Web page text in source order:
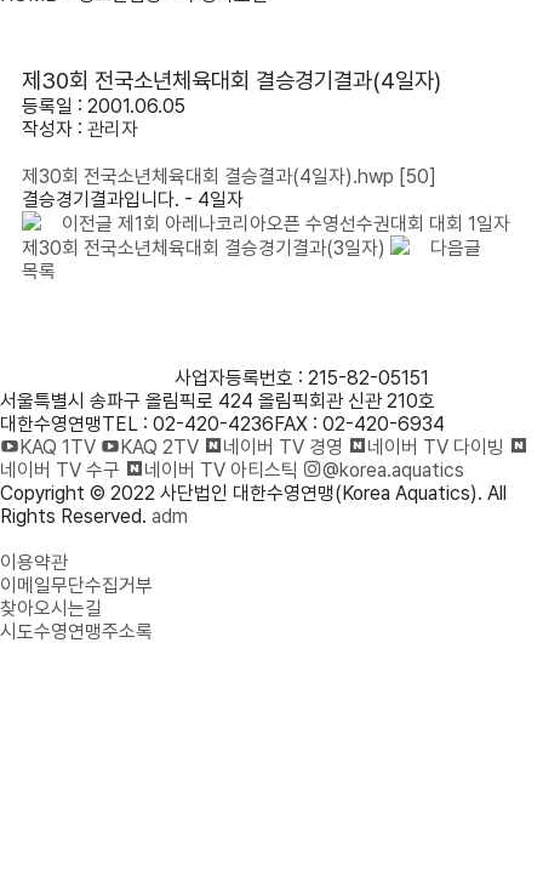
제30회 전국소년체육대회 결승경기결과(4일자)
등록일 : 2001.06.05
작성자 : 관리자
제30회 전국소년체육대회 결승결과(4일자).hwp [50]
결승경기결과입니다. - 4일자
이전글 제1회 아레나코리아오픈 수영선수권대회 대회 1일자
제30회 전국소년체육대회 결승경기결과(3일자)
다음글
목록
사업자등록번호 : 215-82-05151
서울특별시 송파구 올림픽로 424 올림픽회관 신관 210호
대한수영연맹TEL : 02-420-4236FAX : 02-420-6934
KAQ 1TV
KAQ 2TV 네이버 TV 경영
네이버 TV 다이빙
네이버 TV 수구
네이버 TV 아티스틱
@korea.aquatics
Copyright © 2022 사단법인 대한수영연맹(Korea Aquatics). All
Rights Reserved. adm
이용약관
이메일무단수집거부
찾아오시는길
시도수영연맹주소록